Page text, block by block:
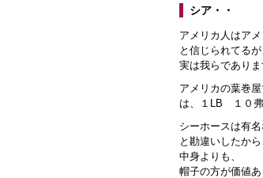
シア・・
アメリカ人はア
と信じられてる
実は我らでありま
アメリカの葉巻
は、１LB １０弗
シーホースは有名
と勘違いしたか
中身よりも、
帽子の方が価値